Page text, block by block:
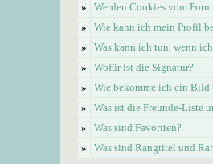
»
Werden Cookies vom
»
Wie kann ich mein Profil
»
Was kann ich tun, wenn
»
Wofür ist die Signatur?
»
Wie bekomme ich ein Bild
»
Was ist die Freunde-Liste
»
Was sind Favoriten?
»
Was sind Rangtitel und